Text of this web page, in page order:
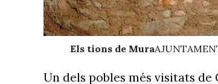
Els tions de Mura
Un dels pobles més visitats de